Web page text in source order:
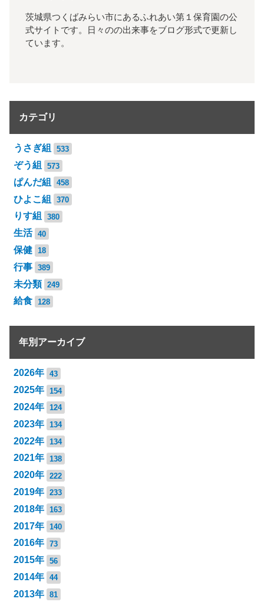
茨城県つくばみらい市にあるふれあい第１保育園の公
式サイトです。日々のの出来事をブログ形式で更新し
ています。
カテゴリ
うさぎ組 533
ぞう組 573
ぱんだ組 458
ひよこ組 370
りす組 380
生活 40
保健 18
行事 389
未分類 249
給食 128
年別アーカイブ
2026年 43
2025年 154
2024年 124
2023年 134
2022年 134
2021年 138
2020年 222
2019年 233
2018年 163
2017年 140
2016年 73
2015年 56
2014年 44
2013年 81